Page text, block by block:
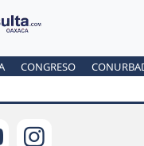
CONGRESO